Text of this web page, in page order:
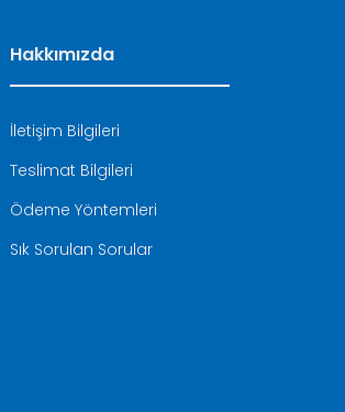
Hakkımızda
İletişim Bilgileri
Teslimat Bilgileri
Ödeme Yöntemleri
Sık Sorulan Sorular